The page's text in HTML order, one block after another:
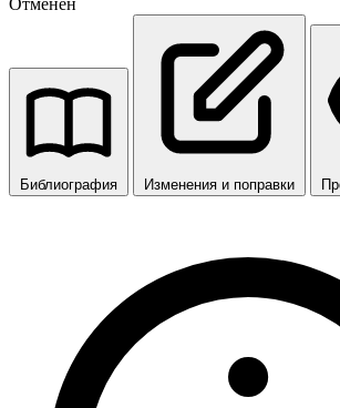
Библиография Изменения и поправки